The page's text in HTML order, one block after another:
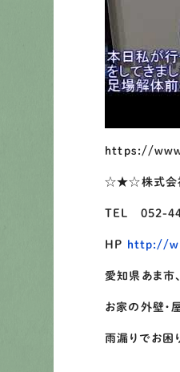
https://
☆★☆株式
TEL 052-
HP http://
愛知県あま市
お家の外壁・
雨漏りでお困